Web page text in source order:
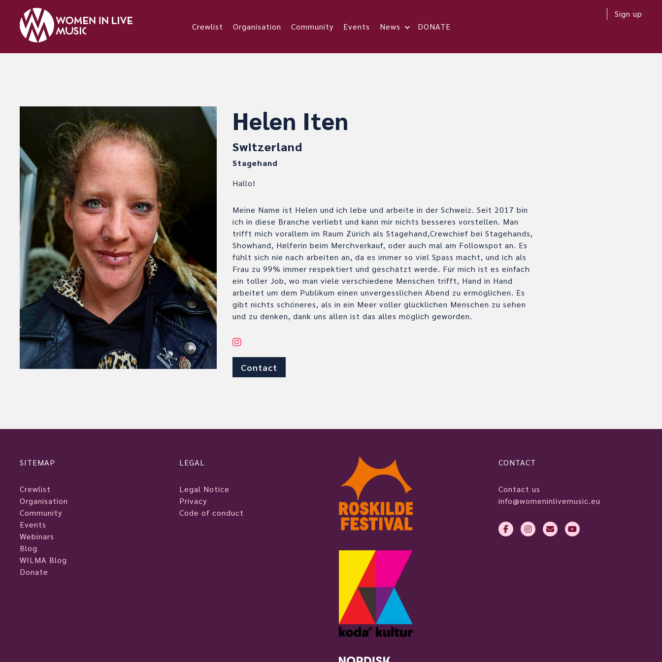
Crewlist Organisation Community Events News DONATE
Sign up
Helen Iten
Switzerland
Stagehand
Hallo!
Meine Name ist Helen und ich lebe und arbeite in der Schweiz. Seit 2017 bin
ich in diese Branche verliebt und kann mir nichts besseres vorstellen. Man
trifft mich vorallem im Raum Zürich als Stagehand,Crewchief bei Stagehands,
Showhand, Helferin beim Merchverkauf, oder auch mal am Followspot an. Es
fühlt sich nie nach arbeiten an, da es immer so viel Spass macht, und ich als
Frau zu 99% immer respektiert und geschätzt werde. Für mich ist es einfach
ein toller Job, wo man viele verschiedene Menschen trifft, Hand in Hand
arbeitet um dem Publikum einen unvergesslichen Abend zu ermöglichen. Es
gibt nichts schöneres, als in ein Meer voller glücklichen Menschen zu sehen
und zu denken, dank uns allen ist das alles möglich geworden.
Contact
SITEMAP
Crewlist
Organisation
Community
Events
Webinars
Blog
WILMA Blog
Donate
LEGAL
Legal Notice
Privacy
Code of conduct
CONTACT
Contact us
info@womeninlivemusic.eu